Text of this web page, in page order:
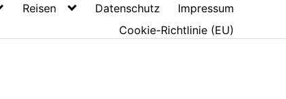
Reisen Datenschutz
Impressum
Cookie-Richtlinie (EU)